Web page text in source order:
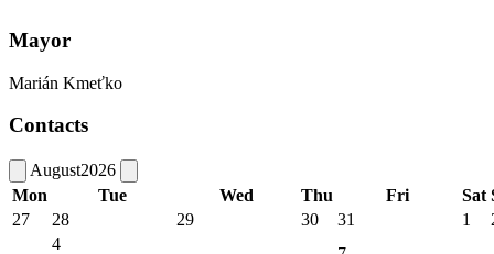
Mayor
Marián Kmeťko
Contacts
August2026
Mon
Tue Wed Thu Fri Sat
27
28 29 30 31 1
4